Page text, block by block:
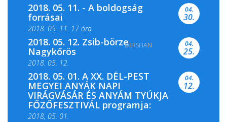
2018. 05. 11. - A boldogság
forrásai
2018. 05. 11. 17 óra
2018. 05. 11. 19 óra
04.
30.
2018. 05. 12. Zsib-börze
Nagykőrös
2018. 05. 12.
04.
25.
2018. 05. 01. A XX. DÉL-PEST
MEGYEI ANYÁK NAPI
VIRÁGVÁSÁR ÉS ANYÁM TYÚKJA
FŐZŐFESZTIVÁL programja:
2018, 05. 01.
04.
12.
DERSHAN